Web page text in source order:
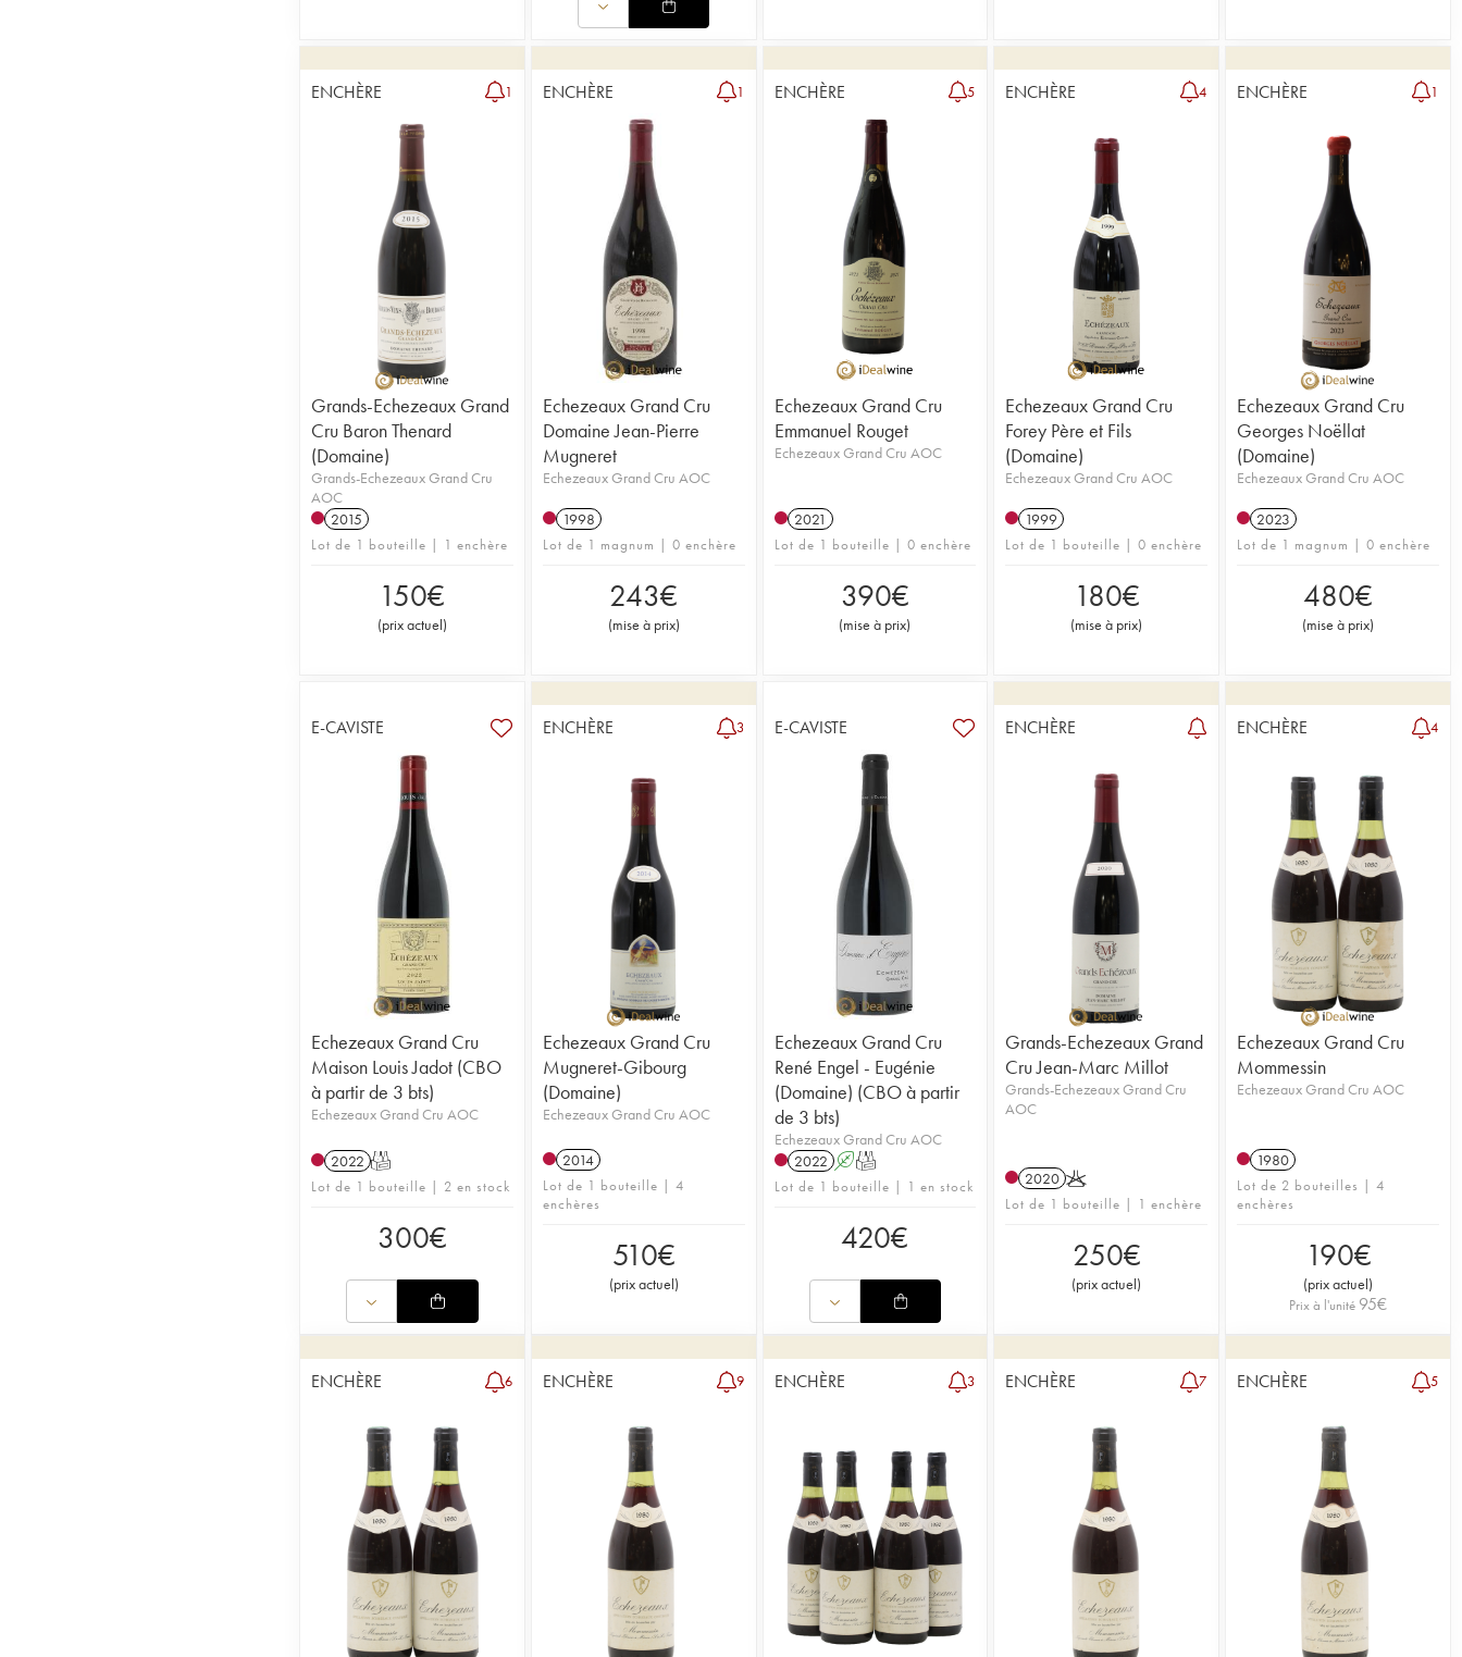
ENCHÈRE 1
Grands-Echezeaux Grand
Cru Baron Thenard
(Domaine)
Grands-Echezeaux Grand Cru
AOC
2015
Lot de 1 bouteille | 1 enchère
150€
(prix actuel)
ENCHÈRE 1
Echezeaux Grand Cru
Domaine Jean-Pierre
Mugneret
Echezeaux Grand Cru AOC
1998
Lot de 1 magnum | 0 enchère
243€
(mise à prix)
ENCHÈRE 5
Echezeaux Grand Cru
Emmanuel Rouget
Echezeaux Grand Cru AOC
2021
Lot de 1 bouteille | 0 enchère
390€
(mise à prix)
ENCHÈRE 4
Echezeaux Grand Cru
Forey Père et Fils
(Domaine)
Echezeaux Grand Cru AOC
1999
Lot de 1 bouteille | 0 enchère
180€
(mise à prix)
ENCHÈRE 1
Echezeaux Grand Cru
Georges Noëllat
(Domaine)
Echezeaux Grand Cru AOC
2023
Lot de 1 magnum | 0 enchère
480€
(mise à prix)
E-CAVISTE
Echezeaux Grand Cru
Maison Louis Jadot (CBO
à partir de 3 bts)
Echezeaux Grand Cru AOC
2022 T
Lot de 1 bouteille | 2 en stock
300€
ENCHÈRE 3
Echezeaux Grand Cru
Mugneret-Gibourg
(Domaine)
Echezeaux Grand Cru AOC
2014
Lot de 1 bouteille | 4
enchères
510€
(prix actuel)
E-CAVISTE
Echezeaux Grand Cru
René Engel - Eugénie
(Domaine) (CBO à partir
de 3 bts)
Echezeaux Grand Cru AOC
2022 AT
Lot de 1 bouteille | 1 en stock
420€
ENCHÈRE
Grands-Echezeaux Grand
Cru Jean-Marc Millot
Grands-Echezeaux Grand Cru
AOC
2020 K
Lot de 1 bouteille | 1 enchère
250€
(prix actuel)
ENCHÈRE 4
Echezeaux Grand Cru
Mommessin
Echezeaux Grand Cru AOC
1980
Lot de 2 bouteilles | 4
enchères
190€
(prix actuel)
Prix à l'unité 95€
ENCHÈRE 6 ENCHÈRE 9 ENCHÈRE 3 ENCHÈRE 7 ENCHÈRE 5